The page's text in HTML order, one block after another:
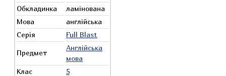
Обкладинка
ламінована
Мова
англійська
Серія
Full Blast
Предмет
Англійська
мова
Клас
5